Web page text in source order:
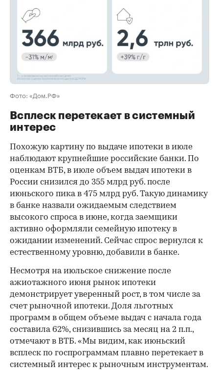
Фото: «Дом.РФ»
Всплеск перетекает в системный
интерес
Похожую картину по выдаче ипотеки в июле
наблюдают крупнейшие российские банки. По
оценкам ВТБ, в июле объем выдач ипотеки в
России снизился до 355 млрд руб. после
июньского пика в 475 млрд руб. Такую динамику
в банке назвали ожидаемым следствием
высокого спроса в июне, когда заемщики
активно оформляли семейную ипотеку в
ожидании изменений. Сейчас спрос вернулся к
естественному уровню, добавили в банке.
Несмотря на июльское снижение после
ажиотажного июня рынок ипотеки
демонстрирует уверенный рост, в том числе за
счет рыночной ипотеки. Доля льготных
программ в общем объеме выдач с начала года
составила 62%, снизившись за месяц на 2 п.п.,
отмечают в ВТБ. «Мы видим, как июньский
всплеск по госпрограммам плавно перетекает в
системный интерес к рыночным инструментам.